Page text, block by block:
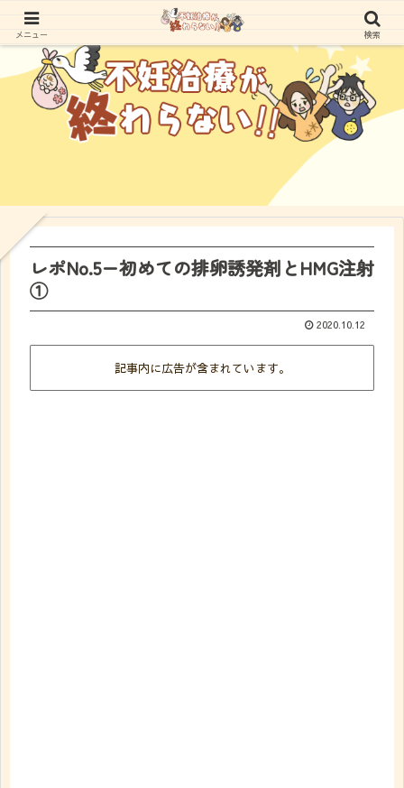
レポNo.5ー初めての排卵誘発剤とHMG注射
①
2020.10.12
記事内に広告が含まれています。
メニュー 検索